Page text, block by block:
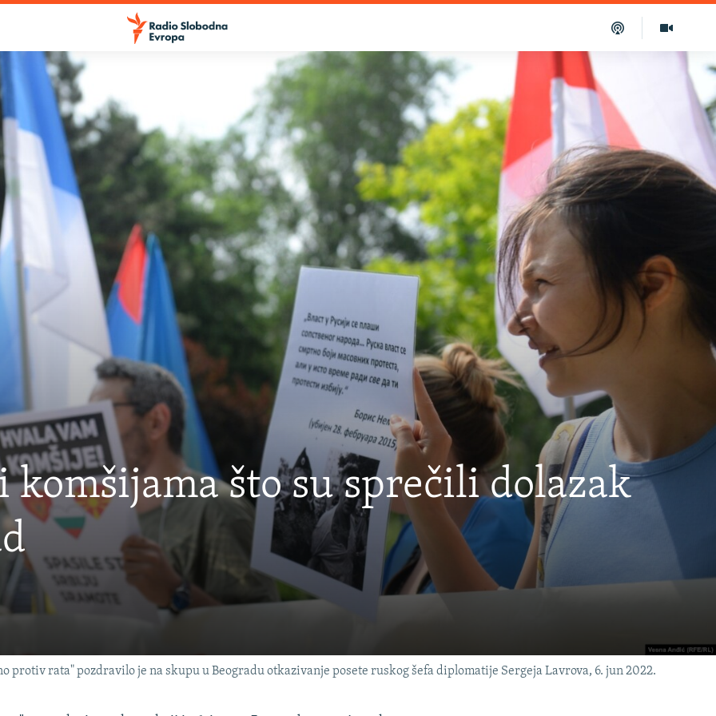
što su sprečili dolazak
rata" pozdravilo je na skupu u Beogradu otkazivanje posete ruskog šefa diplomatije Sergeja Lavrova, 6. jun 2022.